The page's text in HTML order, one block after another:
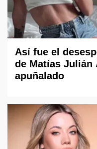
Así fue el
de Matías Julián
apuñalado